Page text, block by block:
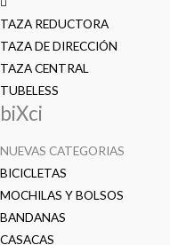
TAZA REDUCTORA
TAZA DE DIRECCIÓN
TAZA CENTRAL
TUBELESS
biXci
NUEVAS CATEGORIAS
BICICLETAS
MOCHILAS Y BOLSOS
BANDANAS
CASACAS